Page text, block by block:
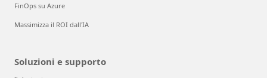
FinOps su Azure
Massimizza il ROI dall'IA
Soluzioni e supporto